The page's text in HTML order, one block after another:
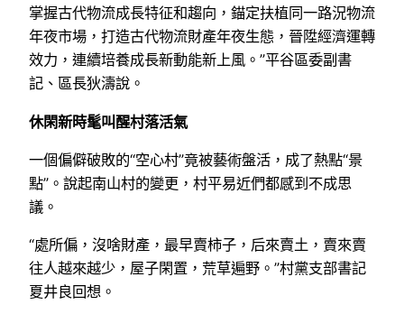
掌握古代物流成長特征和趨向，錨定扶植同一路況物流
年夜市場，打造古代物流財產年夜生態，晉陞經濟運轉
效力，連續培養成長新動能新上風。”平谷區委副書
記、區長狄濤說。
休閑新時髦叫醒村落活氣
一個偏僻破敗的“空心村”竟被藝術盤活，成了熱點“景
點”。說起南山村的變更，村平易近們都感到不成思
議。
“處所偏，沒啥財產，最早賣柿子，后來賣土，賣來賣
往人越來越少，屋子閑置，荒草遍野。”村黨支部書記
夏井良回想。